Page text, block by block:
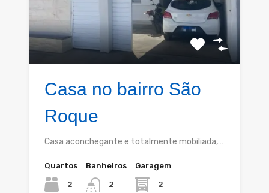
Casa no bairro São
Roque
Casa aconchegante e totalmente mobiliada,…
Quartos
2
Banheiros
2
Garagem
2